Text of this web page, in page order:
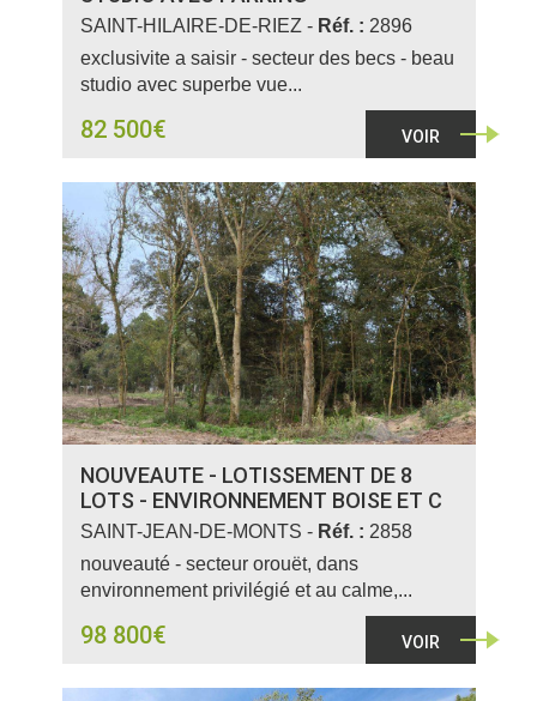
SAINT-HILAIRE-DE-RIEZ - Réf. : 2896
exclusivite a saisir - secteur des becs - beau
studio avec superbe vue...
82 500€ VOIR
NOUVEAUTE - LOTISSEMENT DE 8
LOTS - ENVIRONNEMENT BOISE ET C
SAINT-JEAN-DE-MONTS - Réf. : 2858
nouveauté - secteur orouët, dans
environnement privilégié et au calme,...
98 800€ VOIR